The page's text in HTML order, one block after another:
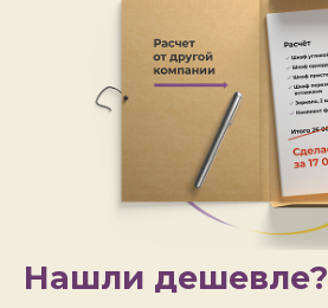
Нашли дешевле?